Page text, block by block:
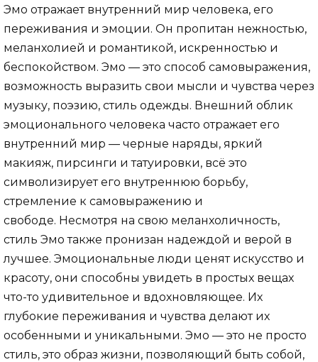
Эмо отражает внутренний мир человека, его
переживания и эмоции. Он пропитан нежностью,
меланхолией и романтикой, искренностью и
беспокойством. Эмо — это способ самовыражения,
возможность выразить свои мысли и чувства через
музыку, поэзию, стиль одежды. Внешний облик
эмоционального человека часто отражает его
внутренний мир — черные наряды, яркий
макияж, пирсинги и татуировки, всё это
символизирует его внутреннюю борьбу,
стремление к самовыражению и
свободе. Несмотря на свою меланхоличность,
стиль Эмо также пронизан надеждой и верой в
лучшее. Эмоциональные люди ценят искусство и
красоту, они способны увидеть в простых вещах
что-то удивительное и вдохновляющее. Их
глубокие переживания и чувства делают их
особенными и уникальными. Эмо — это не просто
стиль, это образ жизни, позволяющий быть собой,